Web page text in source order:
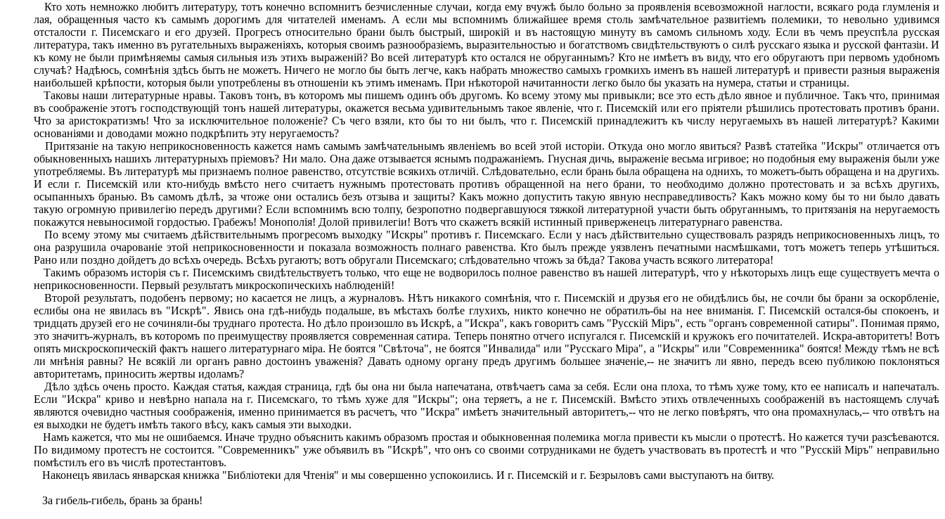
Кто хоть немножко любитъ литературу, тотъ конечно вспомнитъ безчисленные случаи, когда ему вчужѣ было больно за проявленія всевозможной наглости, всякаго рода глумленія и
лая, обращенныя часто къ самымъ дорогимъ для читателей именамъ. А если мы вспомнимъ ближайшее время столь замѣчательное развитіемъ полемики, то невольно удивимся
отсталости г. Писемскаго и его друзей. Прогресъ относительно брани былъ быстрый, широкій и въ настоящую минуту въ самомъ сильномъ ходу. Если въ чемъ преуспѣла русская
литература, такъ именно въ ругательныхъ выраженіяхъ, которыя своимъ разнообразіемъ, выразительностью и богатствомъ свидѣтельствуютъ о силѣ русскаго языка и русской фантазіи. И
къ кому не были примѣняемы самыя сильныя изъ этихъ выраженій? Во всей литературѣ кто остался не обруганнымъ? Кто не имѣетъ въ виду, что его обругаютъ при первомъ удобномъ
случаѣ? Надѣюсь, сомнѣнія здѣсь быть не можетъ. Ничего не могло бы быть легче, какъ набрать множество самыхъ громкихъ именъ въ нашей литературѣ и привести разныя выраженія
наибольшей крѣпости, которыя были употреблены въ отношеніи къ этимъ именамъ. При нѣкоторой начитанности легко было бы указать на нумера, статьи и страницы.
Таковы наши литературные нравы. Таковъ тонъ, въ которомъ мы пишемъ одинъ объ другомъ. Ко всему этому мы привыкли; все это есть дѣло явное и публичное. Такъ что, принимая
въ соображеніе этотъ господствующій тонъ нашей литературы, окажется весьма удивительнымъ такое явленіе, что г. Писемскій или его пріятели рѣшились протестовать противъ брани.
Что за аристократизмъ! Что за исключительное положеніе? Съ чего взяли, кто бы то ни былъ, что г. Писемскій принадлежитъ къ числу неругаемыхъ въ нашей литературѣ? Какими
основаніями и доводами можно подкрѣпить эту неругаемость?
Притязаніе на такую неприкосновенность кажется намъ самымъ замѣчательнымъ явленіемъ во всей этой исторіи. Откуда оно могло явиться? Развѣ статейка "Искры" отличается отъ
обыкновенныхъ нашихъ литературныхъ пріемовъ? Ни мало. Она даже отзывается яснымъ подражаніемъ. Гнусная дичь, выраженіе весьма игривое; но подобныя ему выраженія были уже
употребляемы. Въ литературѣ мы признаемъ полное равенство, отсутствіе всякихъ отличій. Слѣдовательно, если брань была обращена на однихъ, то можетъ-быть обращена и на другихъ.
И если г. Писемскій или кто-нибудь вмѣсто него считаетъ нужнымъ протестовать противъ обращенной на него брани, то необходимо должно протестовать и за всѣхъ другихъ,
осыпанныхъ бранью. Въ самомъ дѣлѣ, за чтоже они остались безъ отзыва и защиты? Какъ можно допустить такую явную несправедливость? Какъ можно кому бы то ни было давать
такую огромную привилегію передъ другими? Если вспомнимъ всю толпу, безропотно подвергавшуюся тяжкой литературной участи быть обруганнымъ, то притязанія на неругаемость
покажутся невыносимой гордостью. Грабежъ! Монополія! Долой привилегіи! Вотъ что скажетъ всякій истинный приверженецъ литературнаго равенства.
По всему этому мы считаемъ дѣйствительнымъ прогресомъ выходку "Искры" противъ г. Писемскаго. Если у насъ дѣйствительно существовалъ разрядъ неприкосновенныхъ лицъ, то
она разрушила очарованіе этой неприкосновенности и показала возможность полнаго равенства. Кто былъ прежде уязвленъ печатными насмѣшками, тотъ можетъ теперь утѣшиться.
Рано или поздно дойдетъ до всѣхъ очередь. Всѣхъ ругаютъ; вотъ обругали Писемскаго; слѣдовательно чтожъ за бѣда? Такова участь всякого литератора!
Такимъ образомъ исторія съ г. Писемскимъ свидѣтельствуетъ только, что еще не водворилось полное равенство въ нашей литературѣ, что у нѣкоторыхъ лицъ еще существуетъ мечта о
неприкосновенности. Первый результатъ микроскопическихъ наблюденій!
Второй результатъ, подобенъ первому; но касается не лицъ, а журналовъ. Нѣтъ никакого сомнѣнія, что г. Писемскій и друзья его не обидѣлись бы, не сочли бы брани за оскорбленіе,
еслибы она не явилась въ "Искрѣ". Явись она гдѣ-нибудь подальше, въ мѣстахъ болѣе глухихъ, никто конечно не обратилъ-бы на нее вниманія. Г. Писемскій остался-бы спокоенъ, и
тридцать друзей его не сочиняли-бы труднаго протеста. Но дѣло произошло въ Искрѣ, а "Искра", какъ говоритъ самъ "Русскій Міръ", есть "органъ современной сатиры". Понимая прямо,
это значитъ-журналъ, въ которомъ по преимуществу проявляется современная сатира. Теперь понятно отчего испугался г. Писемскій и кружокъ его почитателей. Искра-авторитетъ! Вотъ
опять мискроскопическій фактъ нашего литературнаго міра. Не боятся "Свѣточа", не боятся "Инвалида" или "Русскаго Міра", а "Искры" или "Современника" боятся! Между тѣмъ не всѣ
ли мнѣнія равны? Не всякій ли органъ равно достоинъ уваженія? Давать одному органу предъ другимъ большее значеніе,-- не значитъ ли явно, передъ всею публикою поклоняться
авторитетамъ, приносить жертвы идоламъ?
Дѣло здѣсь очень просто. Каждая статья, каждая страница, гдѣ бы она ни была напечатана, отвѣчаетъ сама за себя. Если она плоха, то тѣмъ хуже тому, кто ее написалъ и напечаталъ.
Если "Искра" криво и невѣрно напала на г. Писемскаго, то тѣмъ хуже для "Искры"; она теряетъ, а не г. Писемскій. Вмѣсто этихъ отвлеченныхъ соображеній въ настоящемъ случаѣ
являются очевидно частныя соображенія, именно принимается въ расчетъ, что "Искра" имѣетъ значительный авторитетъ,-- что не легко повѣрятъ, что она промахнулась,-- что отвѣтъ на
ея выходки не будетъ имѣть такого вѣсу, какъ самыя эти выходки.
Намъ кажется, что мы не ошибаемся. Иначе трудно объяснить какимъ образомъ простая и обыкновенная полемика могла привести къ мысли о протестѣ. Но кажется тучи разсѣеваются.
По видимому протестъ не состоится. "Современникъ" уже объявилъ въ "Искрѣ", что онъ со своими сотрудниками не будетъ участвовать въ протестѣ и что "Русскій Міръ" неправильно
помѣстилъ его въ числѣ протестантовъ.
Наконецъ явилась январская книжка "Библіотеки для Чтенія" и мы совершенно успокоились. И г. Писемскій и г. Безрыловъ сами выступаютъ на битву.
За гибель-гибель, брань за брань!